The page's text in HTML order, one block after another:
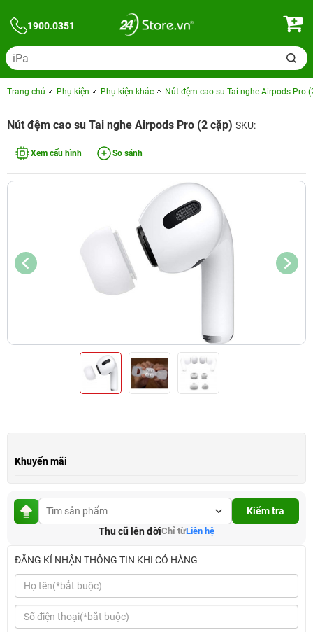
1900.0351
Trang chủ Phụ kiện Phụ kiện khác Nút đệm cao su Tai nghe Airpods Pro
Nút đệm cao su Tai nghe Airpods Pro (2 cặp) SKU:
Xem cấu hình So sánh
Khuyến mãi
Kiểm tra
Thu cũ lên đờiChỉ từLiên hệ
ĐĂNG KÍ NHẬN THÔNG TIN KHI CÓ HÀNG